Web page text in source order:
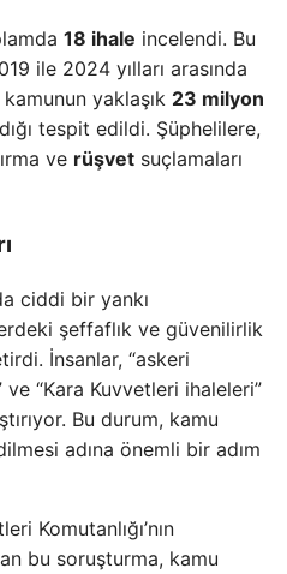
18 ihale incelendi. Bu
ile 2024 yılları arasında
yaklaşık 23 milyon
tespit edildi. Şüphelilere,
ve rüşvet suçlamaları
ciddi bir yankı
şeffaflık ve güvenilirlik
İnsanlar, “askeri
“Kara Kuvvetleri ihaleleri”
Bu durum, kamu
adına önemli bir adım
Komutanlığı’nın
bu soruşturma, kamu